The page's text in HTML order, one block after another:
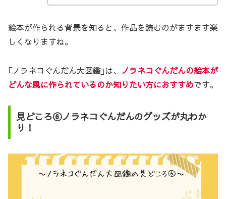
絵本が作られる背景を知ると、作品を読むのがますます楽
しくなりますね。
｢ノラネコぐんだん大図鑑｣は、 ノラネコぐんだんの絵本が
どんな風に作られているのか知りたい方におすすめです。
見どころ⑥ノラネコぐんだんのグッズが丸わか
り！